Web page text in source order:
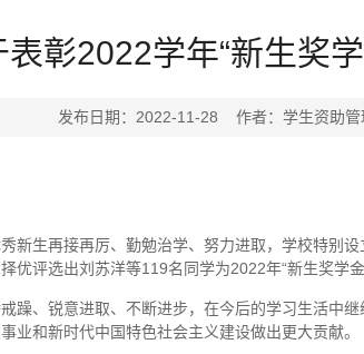
表彰2022学年“新生奖
发布日期：2022-11-28 作者：学生资
新生再接再厉、勤勉治学、努力进取，学校特别
优评选出刘苏洋等119名同学为2022年“新生奖学
躁、锐意进取、不断进步，在今后的学习生活中
业和新时代中国特色社会主义建设做出更大贡献。